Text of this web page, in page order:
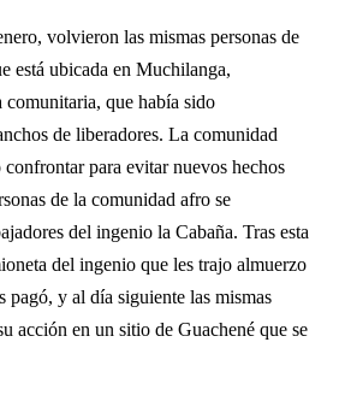
volvieron las mismas personas de
está ubicada en Muchilanga,
comunitaria, que había sido
de liberadores. La comunidad
para evitar nuevos hechos
de la comunidad afro se
del ingenio la Cabaña. Tras esta
del ingenio que les trajo almuerzo
pagó, y al día siguiente las mismas
acción en un sitio de Guachené que se